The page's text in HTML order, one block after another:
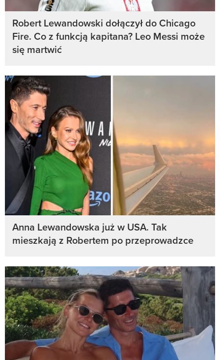
Robert Lewandowski dołączył do Chicago
Fire. Co z funkcją kapitana? Leo Messi może
się martwić
Anna Lewandowska już w USA. Tak
mieszkają z Robertem po przeprowadzce